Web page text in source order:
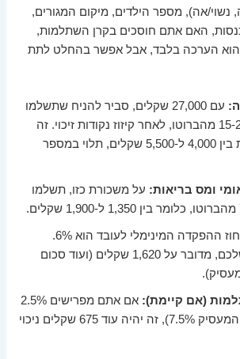
נשוי/אה), מספר הילדים, מיקום המגורים,
האם אתם חוסכים בקרן השתלמות,
הוא הערכה בלבד, אבל אפשר בהחלט לתת
עם 27,000 שקלים, סביר להניח שתשלמו
סביב 15-20% מהברוטו, לאחר קיזוז נקודות זיכוי. זה
יכול להיות בין 4,000 ל-5,500 שקלים, תלוי במספר
ומס בריאות: על משכורת כזו, תשלמו
אחוז ההפקדה המינימלי לעובד הוא 6%.
במקרה שלכם, מדובר על 1,620 שקלים (ועוד סכום
(אם קיימת):
אם אתם מפרישים 2.5%
מהשכר (והמעסיק 7.5%), זה יהיה עוד 675 שקלים ניכוי